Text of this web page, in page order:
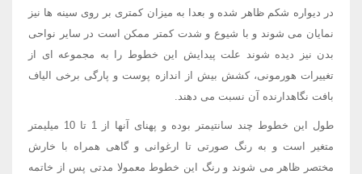
در دیواره شکم ظاهر شده و بعدا به میزان کمتری بر روی سینه ها نیز
نمایان می شوند و با شیوع و شدت کمتر ممکن است در سایر نواحی
بدن نیز دیده شوند علت پیدایش این خطوط را به مجموعه ای از
تغییرات هورمونی، کشش بیش از اندازه پوست و پارگی برخی الیاف
بافت نگاهدارنده آن نسبت می دهند.
طول این خطوط چند سانتیمتر بوده و پهنای آنها از 1 تا 10 میلیمتر
متغیر است و به رنگ صورتی تا ارغوانی و گاهی همراه با خارش
مختصر ظاهر می شوند و رنگ این خطوط معمولا مدتی پس از خاتمه